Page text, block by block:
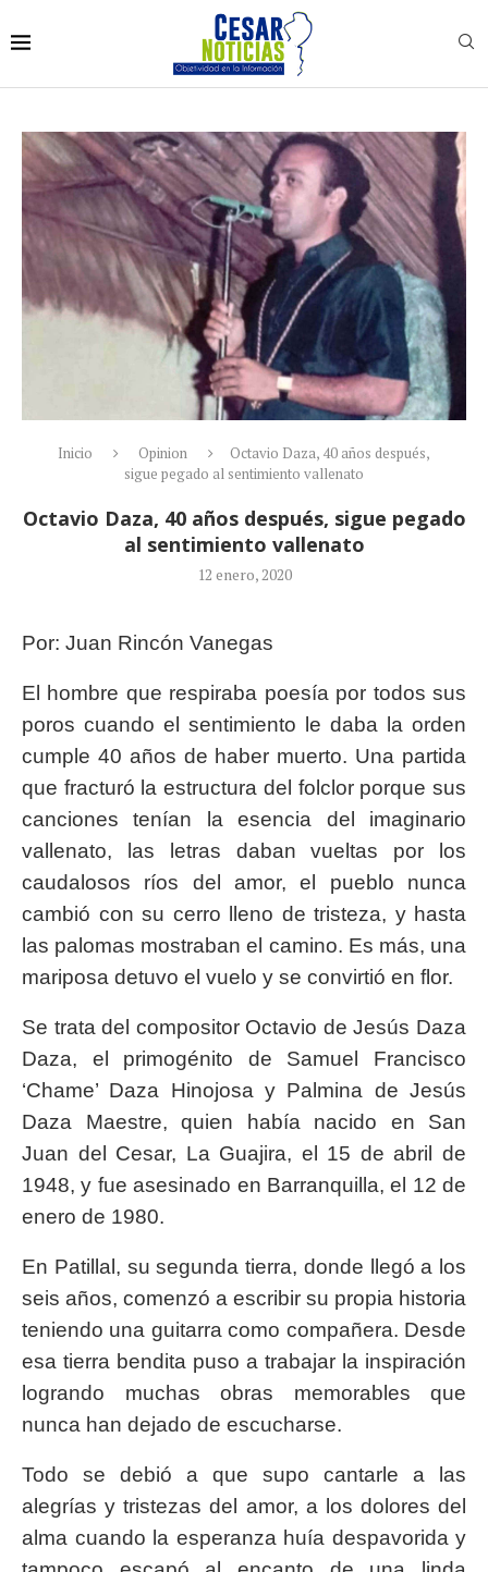
Inicio Opinion
Octavio Daza, 40 años después,
sigue pegado al sentimiento vallenato
Octavio Daza, 40 años después, sigue pegado
al sentimiento vallenato
12 enero, 2020
Por: Juan Rincón Vanegas
El hombre que respiraba poesía por todos sus
poros cuando el sentimiento le daba la orden
cumple 40 años de haber muerto. Una partida
que fracturó la estructura del folclor porque sus
canciones tenían la esencia del imaginario
vallenato, las letras daban vueltas por los
caudalosos ríos del amor, el pueblo nunca
cambió con su cerro lleno de tristeza, y hasta
las palomas mostraban el camino. Es más, una
mariposa detuvo el vuelo y se convirtió en flor.
Se trata del compositor Octavio de Jesús Daza
Daza, el primogénito de Samuel Francisco
‘Chame’ Daza Hinojosa y Palmina de Jesús
Daza Maestre, quien había nacido en San
Juan del Cesar, La Guajira, el 15 de abril de
1948, y fue asesinado en Barranquilla, el 12 de
enero de 1980.
En Patillal, su segunda tierra, donde llegó a los
seis años, comenzó a escribir su propia historia
teniendo una guitarra como compañera. Desde
esa tierra bendita puso a trabajar la inspiración
logrando muchas obras memorables que
nunca han dejado de escucharse.
Todo se debió a que supo cantarle a las
alegrías y tristezas del amor, a los dolores del
alma cuando la esperanza huía despavorida y